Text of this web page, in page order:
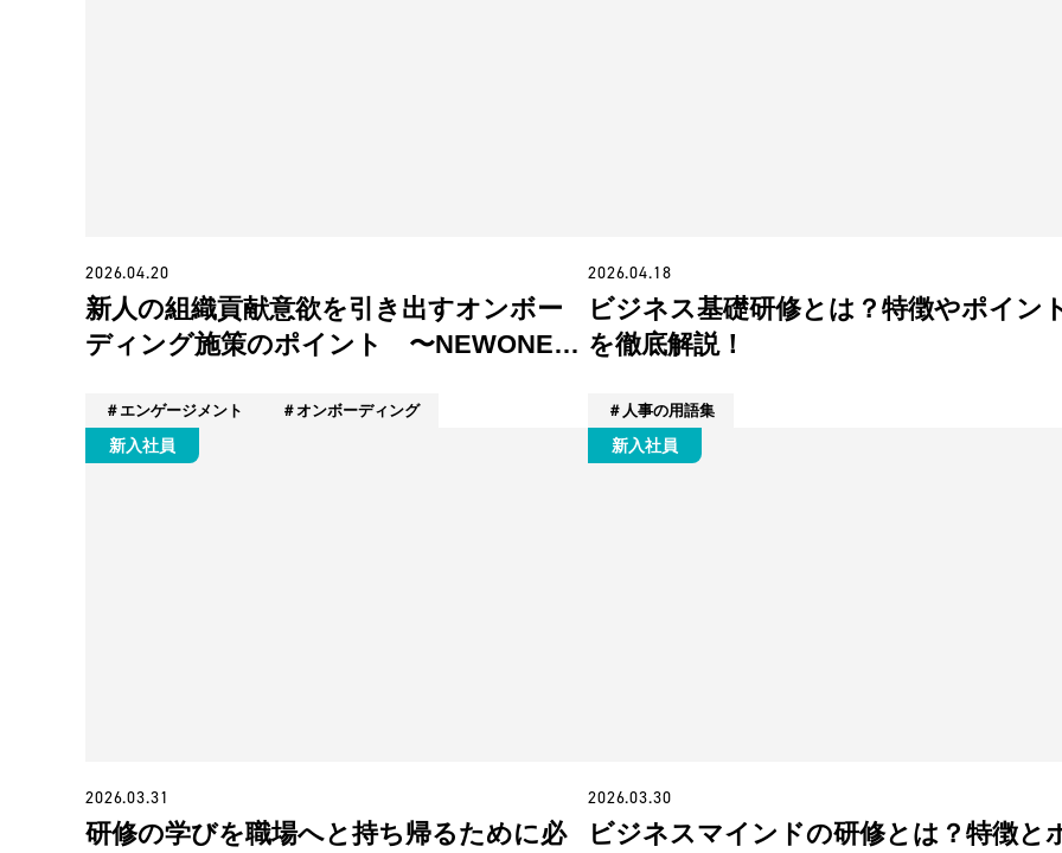
2026.04.20
新人の組織貢献意欲を引き出すオンボー
ディング施策のポイント 〜NEWONEの
エンゲージメント オンボーディング
2026.04.18
ビジネス基礎研修とは？特徴やポイン
を徹底解説！
人事の用語集
新入社員
2026.03.31
研修の学びを職場へと持ち帰るために必
新入社員
2026.03.30
ビジネスマインドの研修とは？特徴と